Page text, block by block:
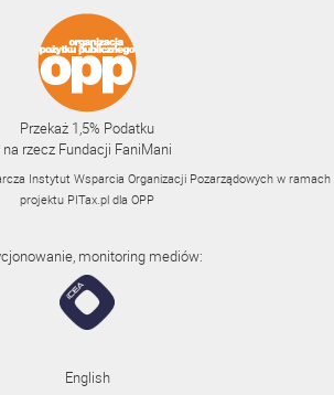
Przekaż 1,5% Podatku
na rzecz Fundacji FaniMani
Instytut Wsparcia Organizacji Pozarządowych w ramach
projektu PITax.pl dla OPP
monitoring mediów:
English